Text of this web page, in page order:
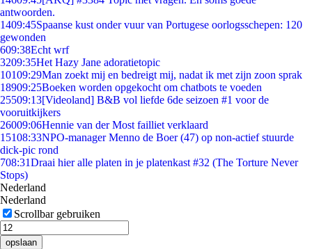
antwoorden.
1409:45Spaanse kust onder vuur van Portugese oorlogsschepen: 120
gewonden
609:38Echt wrf
3209:35Het Hazy Jane adoratietopic
10109:29Man zoekt mij en bedreigt mij, nadat ik met zijn zoon sprak
18909:25Boeken worden opgekocht om chatbots te voeden
25509:13[Videoland] B&B vol liefde 6de seizoen #1 voor de
vooruitkijkers
26009:06Hennie van der Most failliet verklaard
15108:33NPO-manager Menno de Boer (47) op non-actief stuurde
dick-pic rond
708:31Draai hier alle platen in je platenkast #32 (The Torture Never
Stops)
Nederland
Nederland
Scrollbar gebruiken
opslaan